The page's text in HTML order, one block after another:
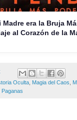
era la Bruja
al Corazón de la
Oculta Magia del Caos